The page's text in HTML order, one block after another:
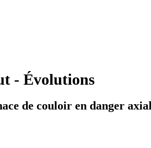
- Évolutions
de couloir en danger